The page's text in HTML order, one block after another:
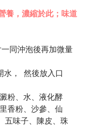
養， 濃縮於此；味道
同沖泡後再加微量
，
然後放入口
粉、水、液化酵
香粉、沙參、仙
五味子、陳皮、 珠